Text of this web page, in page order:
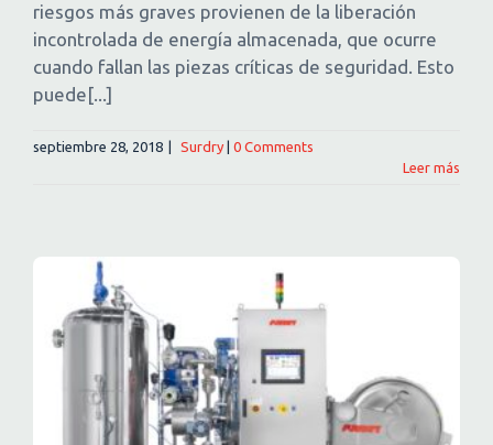
riesgos más graves provienen de la liberación
incontrolada de energía almacenada, que ocurre
cuando fallan las piezas críticas de seguridad. Esto
puede[...]
septiembre 28, 2018 | Surdry | 0 Comments
Leer más